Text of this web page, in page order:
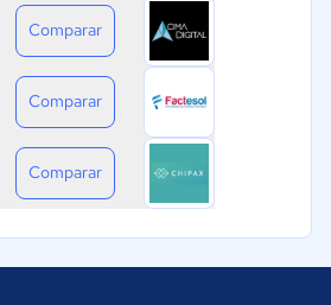
Comparar
Comparar
Comparar